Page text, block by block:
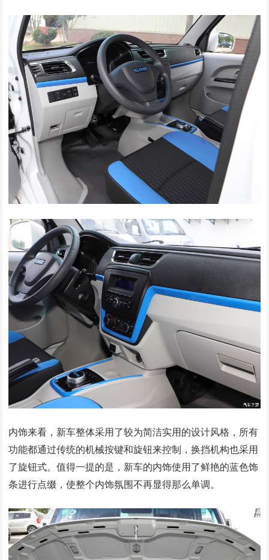
内饰来看，新车整体采用了较为简洁实用的设计风格，所有
功能都通过传统的机械按键和旋钮来控制，换挡机构也采用
了旋钮式。值得一提的是，新车的内饰使用了鲜艳的蓝色饰
条进行点缀，使整个内饰氛围不再显得那么单调。